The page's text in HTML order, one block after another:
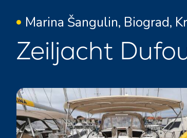
Marina Šangulin, Biograd,
Zeiljacht